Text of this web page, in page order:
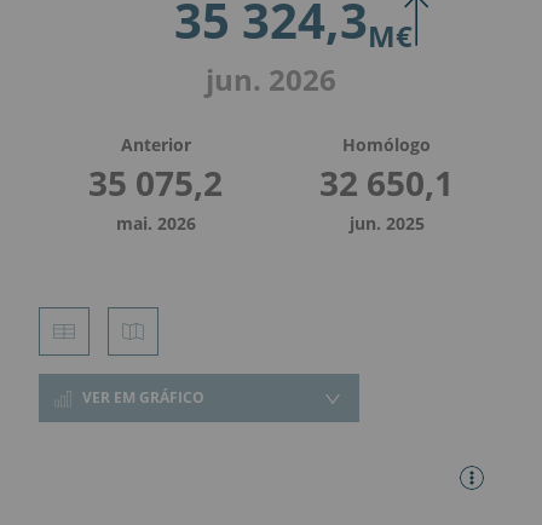
35 324,3M€
jun. 2026
Anterior
35 075,2
mai. 2026
Homólogo
32 650,1
jun. 2025
VER EM GRÁFICO